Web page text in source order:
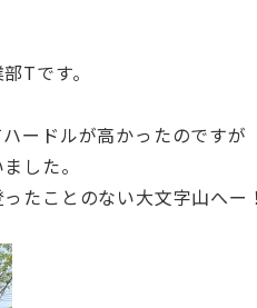
Tです。
ードルが高かったのですが
した。
たことのない大文字山へー！